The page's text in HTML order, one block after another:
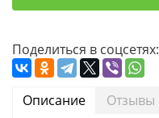
Поделиться в соцсетях:
Описание Отзывы